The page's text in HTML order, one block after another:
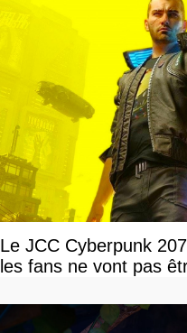
Le JCC Cyberpunk
les fans ne vont pas